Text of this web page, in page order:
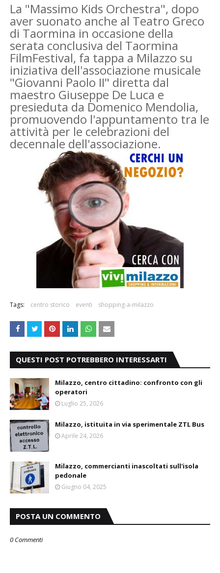
La "Massimo Kids Orchestra", dopo
aver suonato anche al Teatro Greco
di Taormina in occasione della
serata conclusiva del Taormina
FilmFestival, fa tappa a Milazzo su
iniziativa dell'associazione musicale
"Giovanni Paolo II" diretta dal
maestro Giuseppe De Luca e
presieduta da Domenico Mendolia,
promuovendo l'appuntamento tra le
attività per le celebrazioni del
decennale dell'associazione.
Tags: centro storico eventi shopping-a-milazzo
QUESTI POST POTREBBERO INTERESSARTI
Milazzo, centro cittadino: confronto con gli
operatori
Luglio 25, 2026
Milazzo, istituita in via sperimentale ZTL Bus
Aprile 24, 2026
Milazzo, commercianti inascoltati sull'isola
pedonale
Giugno 04, 2025
POSTA UN COMMENTO
0 Commenti